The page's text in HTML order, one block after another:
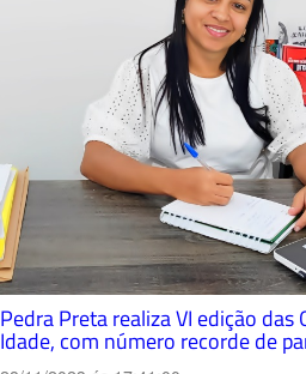
Pedra Preta realiza VI edição
Idade, com número recorde de